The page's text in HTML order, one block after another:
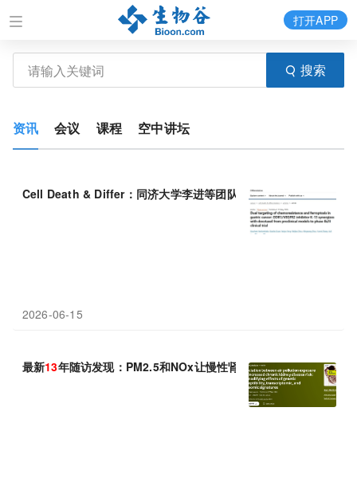
搜索
打开APP
资讯 会议 课程 空中讲坛
Cell Death & Differ：同济大学李进等团队发现双靶点抑制剂K-
2026-06-15
最新13年随访发现：PM2.5和NOx让慢性肾脏病风险上升36%，